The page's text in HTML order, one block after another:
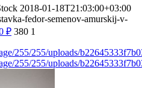
2018-01-18T21:03:00+03:00
fedor-semenov-amurskij-v-
₽ 380 1
255/255/uploads/
255/255/uploads/